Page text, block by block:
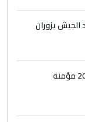
الجيش يزوران